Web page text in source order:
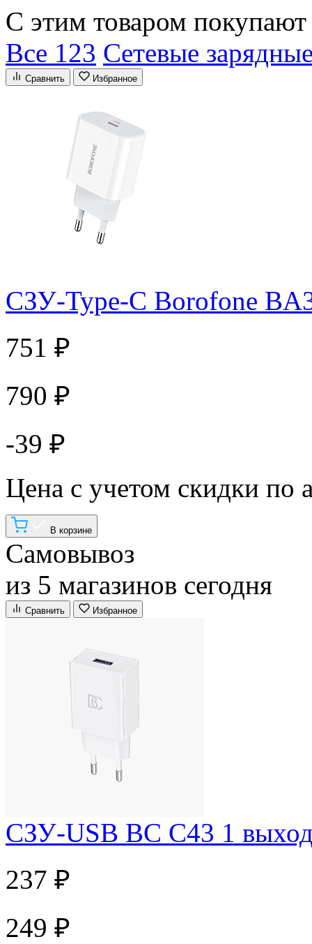
С этим товаром покупают
Все 123 Сетевые
Сравнить Избранное
СЗУ-Type-C Borofone
751 ₽
790 ₽
-39 ₽
Цена с учетом скидки по
В корзине
Самовывоз
из 5 магазинов сегодня
Сравнить Избранное
СЗУ-USB BC C43 1
237 ₽
249 ₽